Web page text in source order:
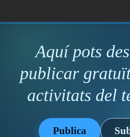
Aquí pots
publicar
activitats del
Publica